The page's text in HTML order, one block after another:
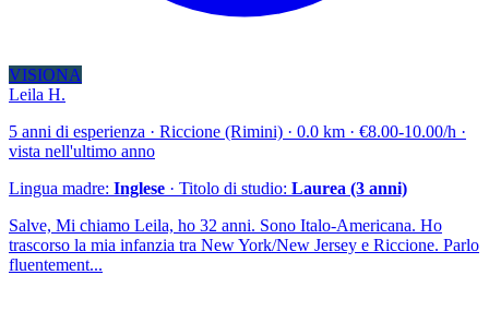
VISIONA
Leila H.
5 anni di esperienza · Riccione (Rimini) · 0.0 km · €8.00-10.00/h ·
vista nell'ultimo anno
Lingua madre: Inglese · Titolo di studio: Laurea (3 anni)
Salve, Mi chiamo Leila, ho 32 anni. Sono Italo-Americana. Ho
trascorso la mia infanzia tra New York/New Jersey e Riccione. Parlo
fluentement...